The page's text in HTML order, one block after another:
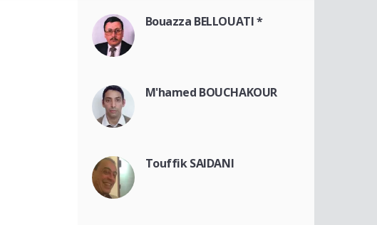
Bouazza BELLOUATI *
M'hamed BOUCHAKOUR
Touffik SAIDANI